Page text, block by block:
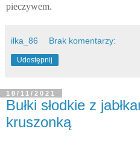
pieczywem.
ilka_86 Brak komentarzy:
Udostępnij
18/11/2021
Bułki słodkie z
kruszonką